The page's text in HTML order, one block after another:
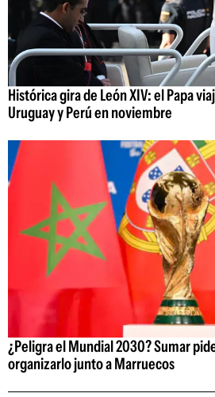
Histórica gira de León XIV: el Papa
Uruguay y Perú en noviembre
¿Peligra el Mundial 2030? Sumar
organizarlo junto a Marruecos